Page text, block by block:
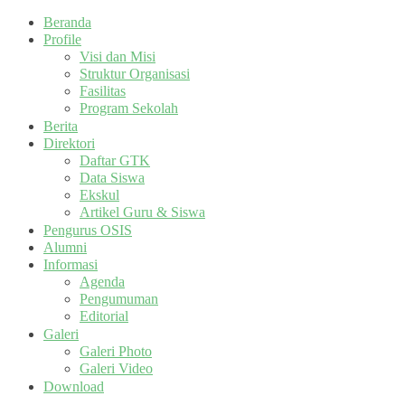
Beranda
Profile
Visi dan Misi
Struktur Organisasi
Fasilitas
Program Sekolah
Berita
Direktori
Daftar GTK
Data Siswa
Ekskul
Artikel Guru & Siswa
Pengurus OSIS
Alumni
Informasi
Agenda
Pengumuman
Editorial
Galeri
Galeri Photo
Galeri Video
Download